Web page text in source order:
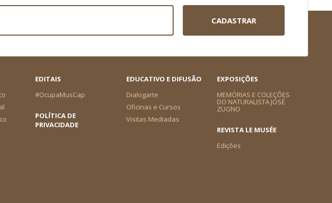
CADASTRAR
EDITAIS
#OcupaMusCap
EDUCATIVO E DIFUSÃO
Dialogarte
Oficinas e Cursos
Visitas Mediadas
EXPOSIÇÕES
MEMÓRIAS E COLEÇÕES
DO NATURALISTA JOSÉ
ZUGNO
POLÍTICA DE
PRIVACIDADE
REVISTA LE MUSÉE
Edições